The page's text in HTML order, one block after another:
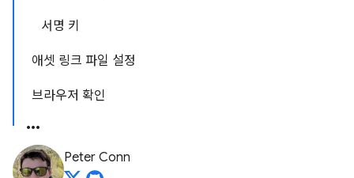
서명 키
애셋 링크 파일 설정
브라우저 확인
Peter Conn